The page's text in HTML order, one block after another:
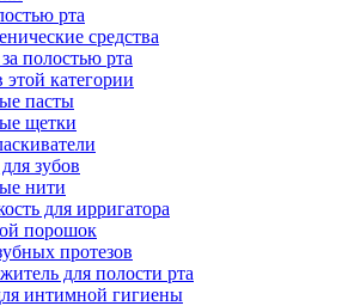
рта
средства
полостью рта
этой категории
пасты
щетки
зубов
нити
для ирригатора
порошок
протезов
для полости рта
интимной гигиены